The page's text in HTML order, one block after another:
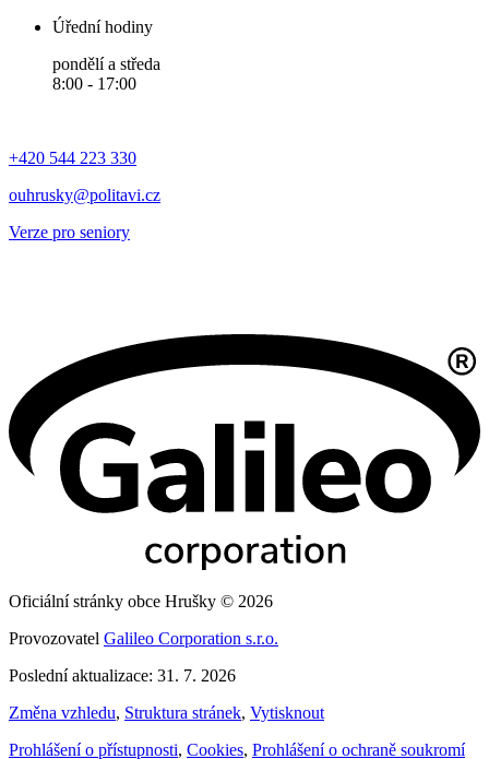
Úřední hodiny
pondělí a středa
8:00 - 17:00
+420 544 223 330
ouhrusky@politavi.cz
Verze pro seniory
Oficiální stránky obce Hrušky © 2026
Provozovatel Galileo Corporation s.r.o.
Poslední aktualizace: 31. 7. 2026
Změna vzhledu, Struktura stránek, Vytisknout
Prohlášení o přístupnosti, Cookies, Prohlášení o ochraně soukromí